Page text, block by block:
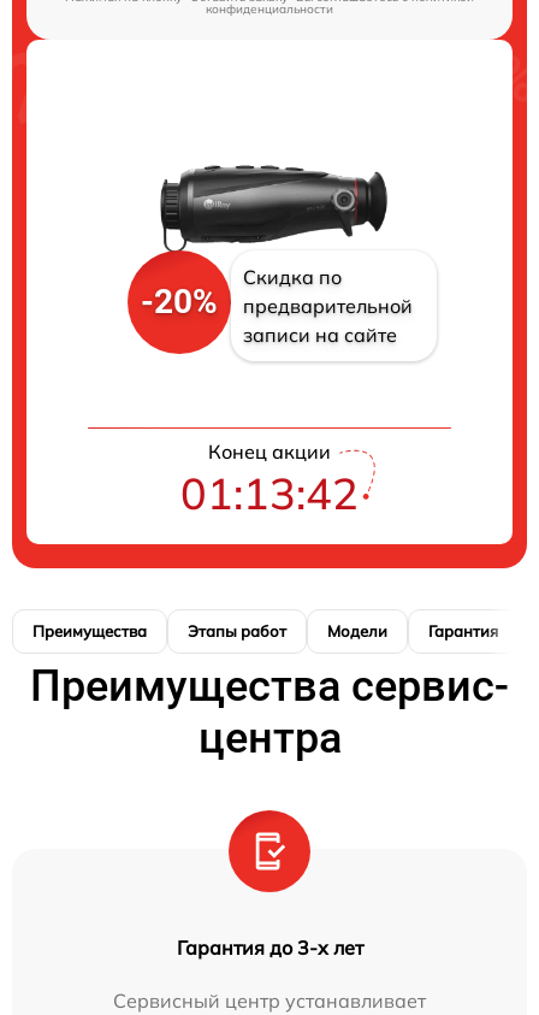
конфиденциальности
-20%
Скидка по
предварительной
записи на сайте
Конец акции
01:13:41
Преимущества Этапы работ Модели Гарантия
Преимущества сервис-
центра
Гарантия до 3-х лет
Сервисный центр устанавливает